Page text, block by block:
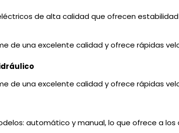
de alta calidad que ofrecen
de una excelente calidad y ofrece rápidas
de una excelente calidad y ofrece rápidas
automático y manual, lo que ofrece a